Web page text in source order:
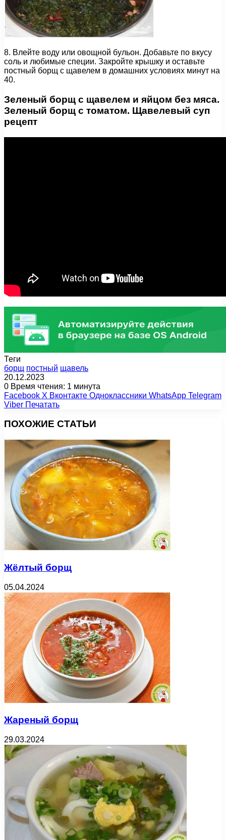
8. Влейте воду или овощной бульон. Добавьте по вкусу
соль и любимые специи. Закройте крышку и оставьте
постный борщ с щавелем в домашних условиях минут на
40.
Зеленый борщ с щавелем и яйцом без мяса.
Зеленый борщ с томатом. Щавелевый суп
рецепт
Теги
борщ постный щавель
20.12.2023
0 Время чтения: 1 минута
Facebook X Вконтакте Одноклассники WhatsApp Telegram
Viber Печатать
ПОХОЖИЕ СТАТЬИ
Жёлтый борщ
05.04.2024
Жареный борщ
29.03.2024